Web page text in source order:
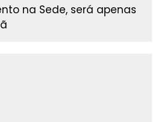
na Sede, será apenas